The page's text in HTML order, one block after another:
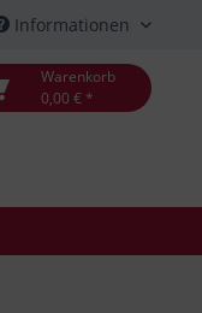
Informationen
Warenkorb
0,00 € *